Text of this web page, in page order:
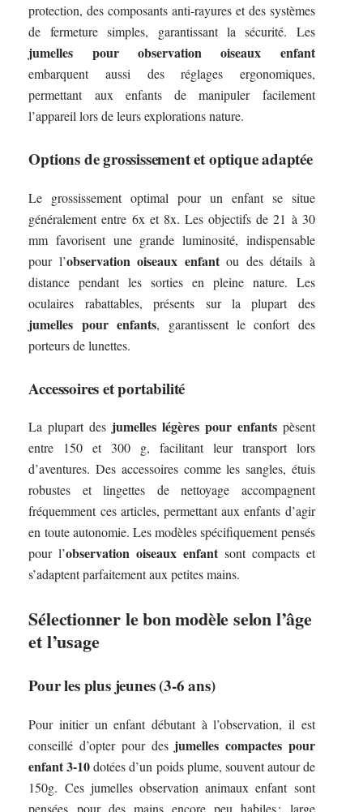
protection, des composants anti-rayures et des systèmes
de fermeture simples, garantissant la sécurité. Les
jumelles pour observation oiseaux enfant
embarquent aussi des réglages ergonomiques,
permettant aux enfants de manipuler facilement
l’appareil lors de leurs explorations nature.
Options de grossissement et optique adaptée
Le grossissement optimal pour un enfant se situe
généralement entre 6x et 8x. Les objectifs de 21 à 30
mm favorisent une grande luminosité, indispensable
pour l’observation oiseaux enfantou des détails à
distance pendant les sorties en pleine nature. Les
oculaires rabattables, présents sur la plupart des
jumelles pour enfants, garantissent le confort des
porteurs de lunettes.
Accessoires et portabilité
La plupart des jumelles légères pour enfantspèsent
entre 150 et 300 g, facilitant leur transport lors
d’aventures. Des accessoires comme les sangles, étuis
robustes et lingettes de nettoyage accompagnent
fréquemment ces articles, permettant aux enfants d’agir
en toute autonomie. Les modèles spécifiquement pensés
pour l’observation oiseaux enfant sont compacts et
s’adaptent parfaitement aux petites mains.
Sélectionner le bon modèle selon l’âge
et l’usage
Pour les plus jeunes (3-6 ans)
Pour initier un enfant débutant à l’observation, il est
conseillé d’opter pour des jumelles compactes pour
enfant 3-10dotées d’un poids plume, souvent autour de
150g. Ces jumelles observation animaux enfant sont
pensées pour des mains encore peu habiles : large